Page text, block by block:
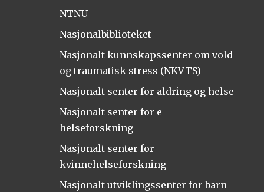
NTNU
Nasjonalbiblioteket
Nasjonalt kunnskapssenter om vold
og traumatisk stress (NKVTS)
Nasjonalt senter for aldring og helse
Nasjonalt senter for e-
helseforskning
Nasjonalt senter for
kvinnehelseforskning
Nasjonalt utviklingssenter for barn